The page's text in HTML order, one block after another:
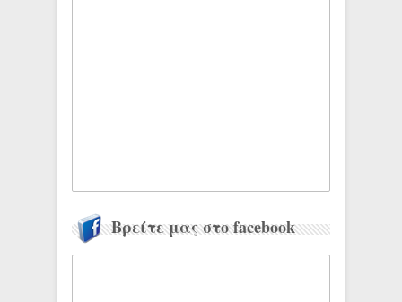
Βρείτε μας στο facebook